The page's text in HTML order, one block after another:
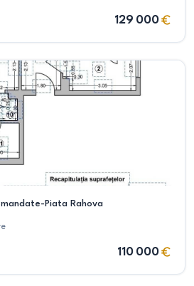
129 000
Piata Rahova
110 000